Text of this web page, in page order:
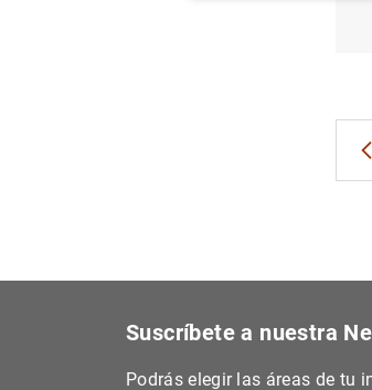
Suscríbete a nuestra
Podrás elegir las áreas de tu